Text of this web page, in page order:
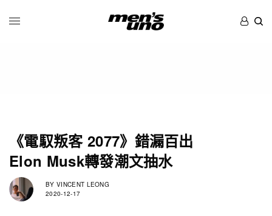
《電馭叛客 2077》錯漏百出
Elon Musk轉發潮文抽水
BY VINCENT LEONG
2020-12-17